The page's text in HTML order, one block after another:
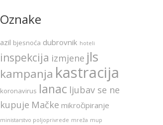
Oznake
azil bjesnoća dubrovnik hoteli
inspekcija izmjene jls
kampanja kastracija
koronavirus lanac ljubav se ne
kupuje Mačke mikročipiranje
ministarstvo poljoprivrede mreža mup